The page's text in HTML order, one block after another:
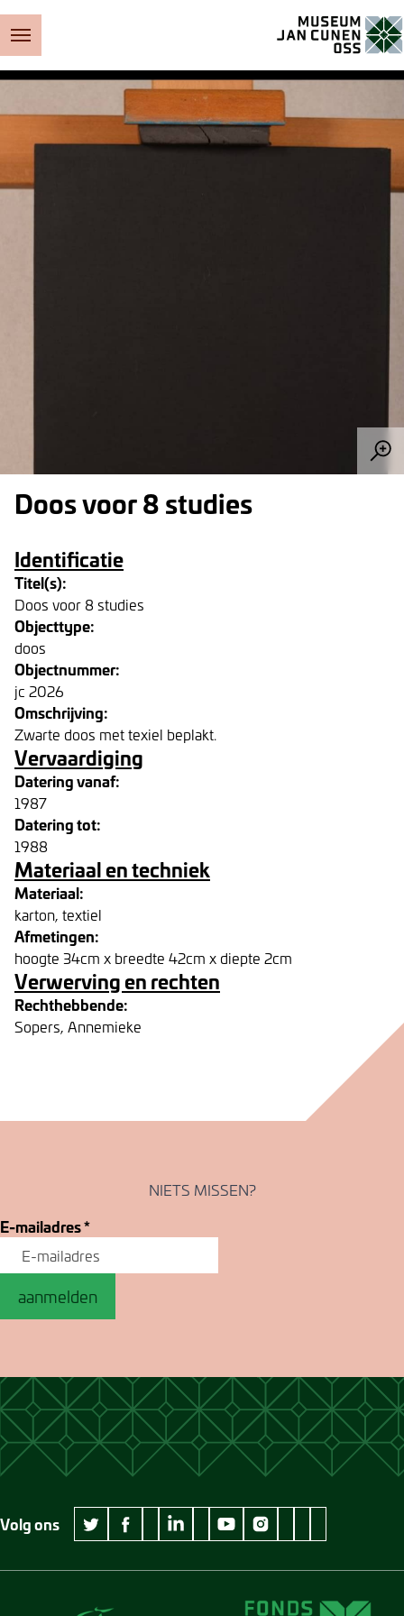
Doos voor 8 studies
Identificatie
Titel(s):
Doos voor 8 studies
Objecttype:
doos
Objectnummer:
jc 2026
Omschrijving:
Zwarte doos met texiel beplakt.
Vervaardiging
Datering vanaf:
1987
Datering tot:
1988
Materiaal en techniek
Materiaal:
karton, textiel
Afmetingen:
hoogte 34cm x breedte 42cm x diepte 2cm
Verwerving en rechten
Rechthebbende:
Sopers, Annemieke
NIETS MISSEN?
E-mailadres*
aanmelden
Volg ons
twitter Museum Jan Cunen
facebook Museum Jan Cunen
wikipedia Museum Jan Cunen
linkedin Museum Jan Cunen
googleplus Museum Jan Cunen
youtube Museum Jan Cunen
instagram Museum